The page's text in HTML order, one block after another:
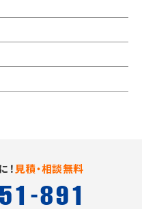
！ 見積・相談無料
891